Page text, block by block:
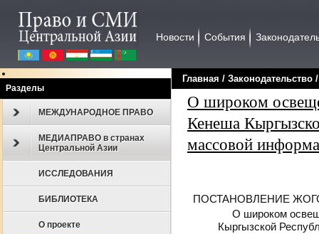
Новости События
Разделы
МЕЖДУНАРОДНОЕ ПРАВО
МЕДИАПРАВО в странах
Центральной Азии
ИССЛЕДОВАНИЯ
БИБЛИОТЕКА
О проекте
Главная / Законодательcтво
О широком
Кенеша
массовой
ПОСТАНОВЛЕНИЕ
О широком
Кыргызской